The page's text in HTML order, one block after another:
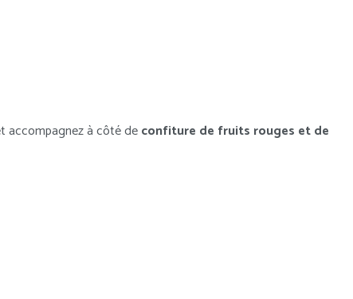
accompagnez à côté deconfiture de fruits rouges et de